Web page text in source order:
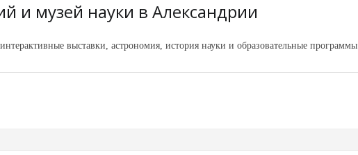
и музей науки в Александрии
выставки, астрономия, история науки и образовательные программы